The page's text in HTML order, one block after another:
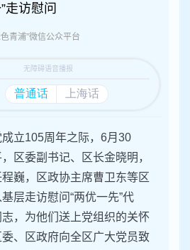
走访慰问
青浦”微信公众平台
立105周年之际，6月30
区委副书记、区长金晓明，
巍，区政协主席曹卫东等区
层走访慰问“两优一先”代
，为他们送上党组织的关怀
、区政府向全区广大党员致